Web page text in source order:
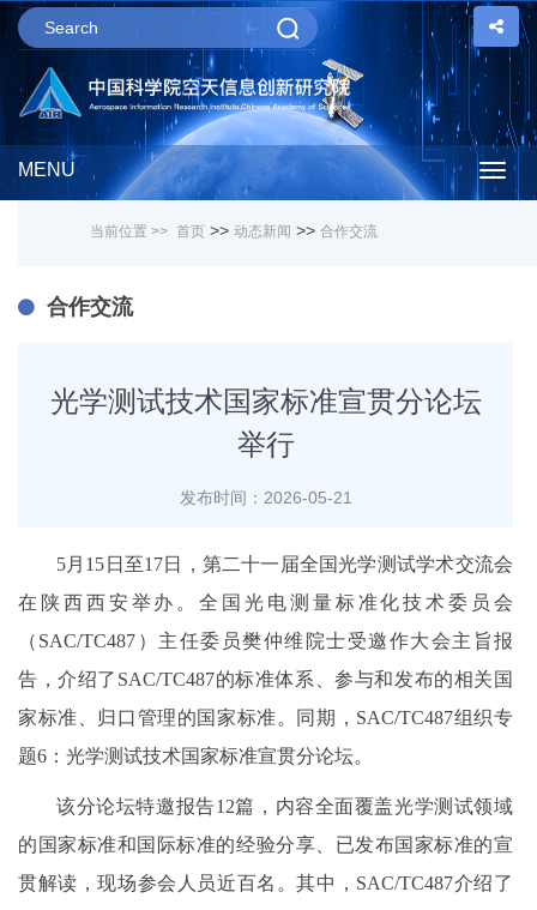
MENU
当前位置 >> 首页 >> 动态新闻 >> 合作交流
合作交流
光学测试技术国家标准宣贯分论坛
举行
发布时间：2026-05-21
5月15日至17日，第二十一届全国光学测试学术交流会
在陕西西安举办。全国光电测量标准化技术委员会
（SAC/TC487）主任委员樊仲维院士受邀作大会主旨报
告，介绍了SAC/TC487的标准体系、参与和发布的相关国
家标准、归口管理的国家标准。同期，SAC/TC487组织专
题6：光学测试技术国家标准宣贯分论坛。
该分论坛特邀报告12篇，内容全面覆盖光学测试领域
的国家标准和国际标准的经验分享、已发布国家标准的宣
贯解读，现场参会人员近百名。其中，SAC/TC487介绍了